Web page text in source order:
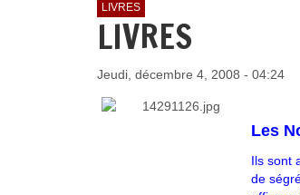
LIVRES
LIVRES
Jeudi, décembre 4, 2008 - 04:24
Les
Ils sont
de